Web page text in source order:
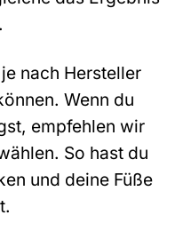
nach Hersteller
Wenn du
empfehlen wir
So hast du
und deine Füße